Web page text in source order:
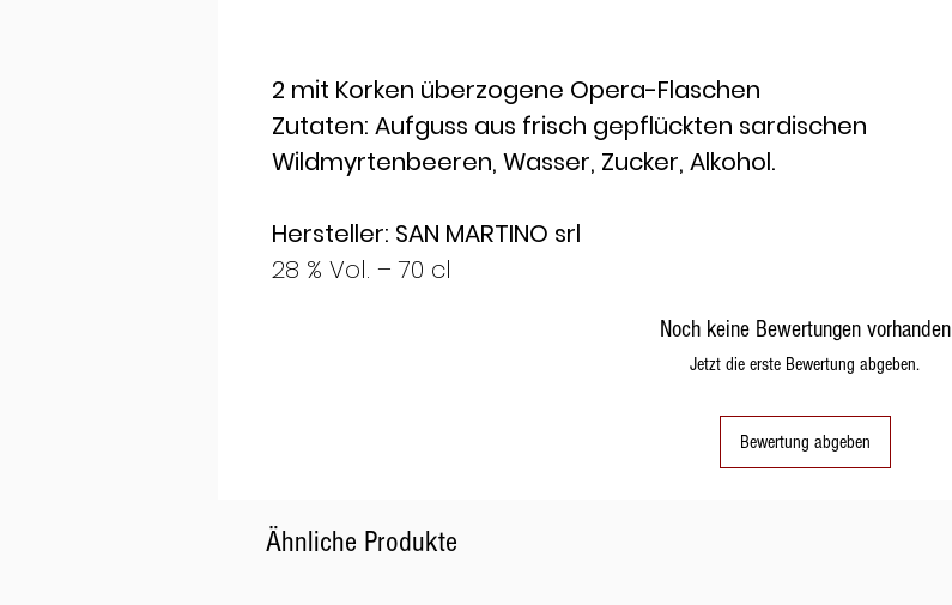
2 mit Korken überzogene Opera-Flaschen
Zutaten: Aufguss aus frisch gepflückten sardischen
Wildmyrtenbeeren, Wasser, Zucker, Alkohol.
Hersteller: SAN MARTINO srl
28 % Vol. – 70 cl
Noch keine Bewertungen vorhanden
Jetzt die erste Bewertung abgeben.
Bewertung abgeben
Ähnliche Produkte